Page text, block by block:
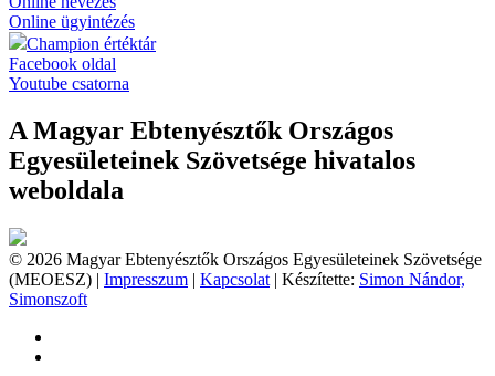
Online ügyintézés
Champion értéktár
Facebook oldal
Youtube csatorna
A Magyar Ebtenyésztők Országos
Egyesületeinek Szövetsége hivatalos
weboldala
© 2026 Magyar Ebtenyésztők Országos Egyesületeinek Szövetsége
(MEOESZ) | Impresszum | Kapcsolat | Készítette: Simon Nándor,
Simonszoft